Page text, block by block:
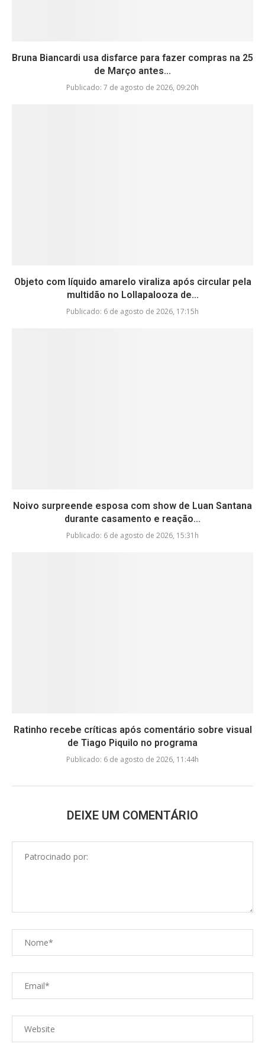
Bruna Biancardi usa disfarce para fazer compras na 25
de Março antes...
Publicado: 7 de agosto de 2026, 09:20h
Objeto com líquido amarelo viraliza após circular pela
multidão no Lollapalooza de...
Publicado: 6 de agosto de 2026, 17:15h
Noivo surpreende esposa com show de Luan Santana
durante casamento e reação...
Publicado: 6 de agosto de 2026, 15:31h
Ratinho recebe críticas após comentário sobre visual
de Tiago Piquilo no programa
Publicado: 6 de agosto de 2026, 11:44h
DEIXE UM COMENTÁRIO